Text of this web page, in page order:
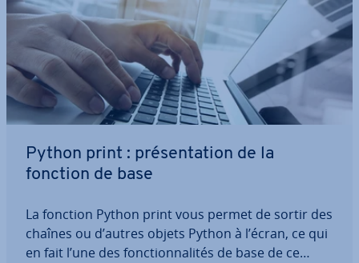
Python print : pré­sen­ta­tion de la
fonction de base
La fonction Python print vous permet de sortir des
chaînes ou d’autres objets Python à l’écran, ce qui
en fait l’une des fonc­tion­na­li­tés de base de ce